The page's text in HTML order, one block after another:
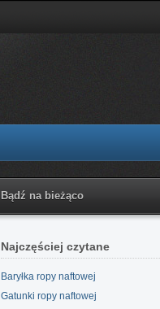
Bądź na bieżąco
Najczęściej czytane
Baryłka ropy naftowej
Gatunki ropy naftowej